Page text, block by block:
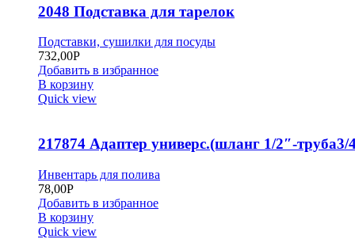
2048 Подставка для тарелок
Подставки, сушилки для посуды
732,00Р
Добавить в избранное
В корзину
Quick view
217874 Адаптер универс.(шланг 1/2″-труба3/
Инвентарь для полива
78,00Р
Добавить в избранное
В корзину
Quick view